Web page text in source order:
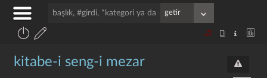
kitabe-i seng-i mezar